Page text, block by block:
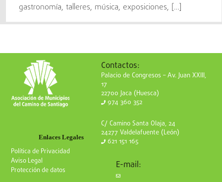
gastronomía, talleres, música, exposiciones, […]
Enlaces Legales
Política de Privacidad
Aviso Legal
Protección de datos
Contactos:
Palacio de Congresos – Av. Juan XXIII,
17
22700 Jaca (Huesca)
974 360 352
C/ Camino Santa Olaja, 24
24277 Valdelafuente (León)
621 151 165
E-mail: